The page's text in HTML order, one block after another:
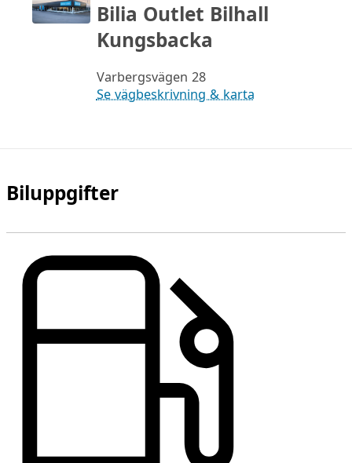
Bilia Outlet Bilhall
Kungsbacka
Varbergsvägen 28
Se vägbeskrivning & karta
Biluppgifter